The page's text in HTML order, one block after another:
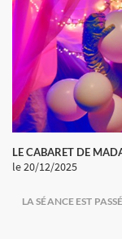
LE CABARET DE
le 20/12/2025
LA SÉANCE EST